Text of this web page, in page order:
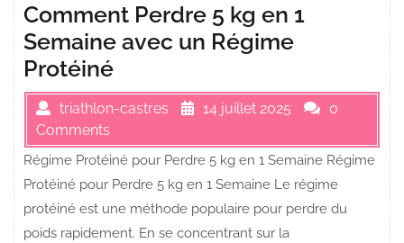
Comment Perdre 5 kg en 1
Semaine avec un Régime
Protéiné
triathlon-castres 14 juillet 2025
0
Comments
Régime Protéiné pour Perdre 5 kg en 1 Semaine Régime
Protéiné pour Perdre 5 kg en 1 Semaine Le régime
protéiné est une méthode populaire pour perdre du
poids rapidement. En se concentrant sur la